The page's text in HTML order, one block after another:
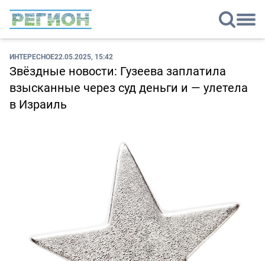
ИНТЕРЕСНОЕ22.05.2025, 15:42
Звёздные новости: Гузеева заплатила
взысканные через суд деньги и — улетела
в Израиль